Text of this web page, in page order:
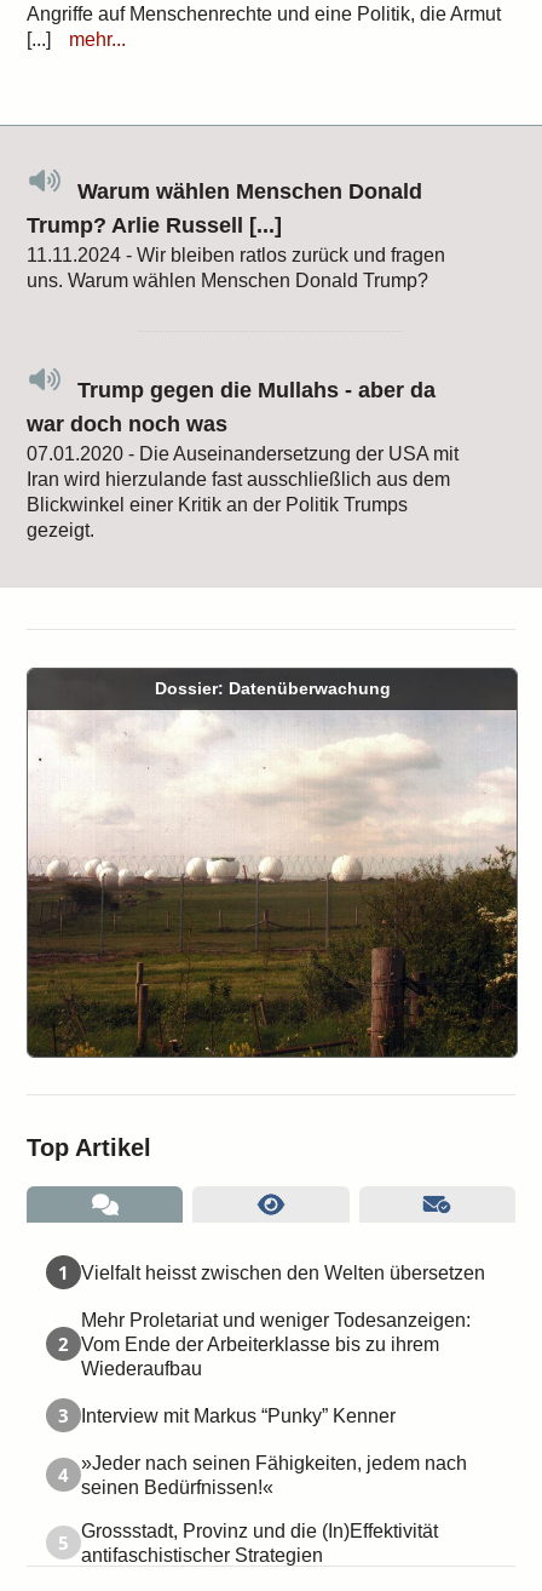
Angriffe auf Menschenrechte und eine Politik, die Armut
[...]
mehr...
Warum wählen Menschen Donald
Trump? Arlie Russell [...]
11.11.2024 - Wir bleiben ratlos zurück und fragen
uns. Warum wählen Menschen Donald Trump?
Trump gegen die Mullahs - aber da
war doch noch was
07.01.2020 - Die Auseinandersetzung der USA mit
Iran wird hierzulande fast ausschließlich aus dem
Blickwinkel einer Kritik an der Politik Trumps
gezeigt.
Dossier: Datenüberwachung
Top Artikel
1 Vielfalt heisst zwischen den Welten übersetzen
2
Mehr Proletariat und weniger Todesanzeigen:
Vom Ende der Arbeiterklasse bis zu ihrem
Wiederaufbau
3 Interview mit Markus “Punky” Kenner
4
»Jeder nach seinen Fähigkeiten, jedem nach
seinen Bedürfnissen!«
5
Grossstadt, Provinz und die (In)Effektivität
antifaschistischer Strategien